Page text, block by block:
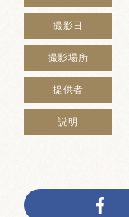
撮影日
撮影場所
提供者
説明